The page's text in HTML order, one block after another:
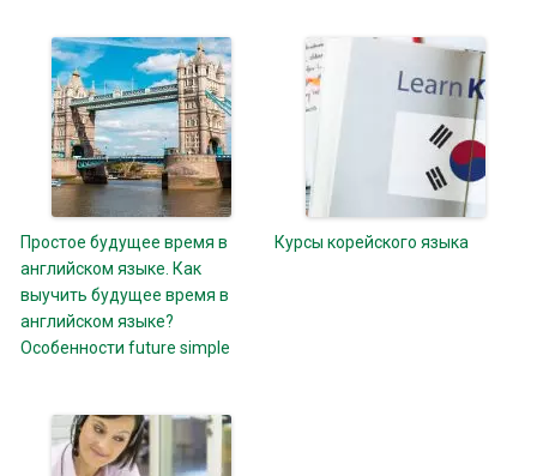
Простое будущее время в
английском языке. Как
выучить будущее время в
английском языке?
Особенности future simple
Курсы корейского языка